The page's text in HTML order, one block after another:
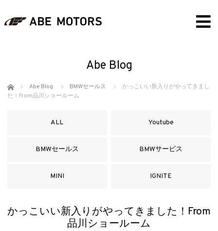
Abe Blog
ホーム Abe Blog BMWセールス
かっこいい新入りがやってきまし
た！From品川ショールーム
ALL Youtube
BMWセールス BMWサービス
MINI IGNITE
かっこいい新入りがやってきました！From
品川ショールーム